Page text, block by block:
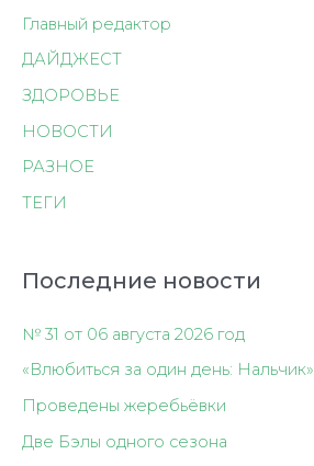
Главный редактор
ДАЙДЖЕСТ
ЗДОРОВЬЕ
НОВОСТИ
РАЗНОЕ
ТЕГИ
Последние новости
№ 31 от 06 августа 2026 год
«Влюбиться за один день: Нальчик»
Проведены жеребьёвки
Две Бэлы одного сезона